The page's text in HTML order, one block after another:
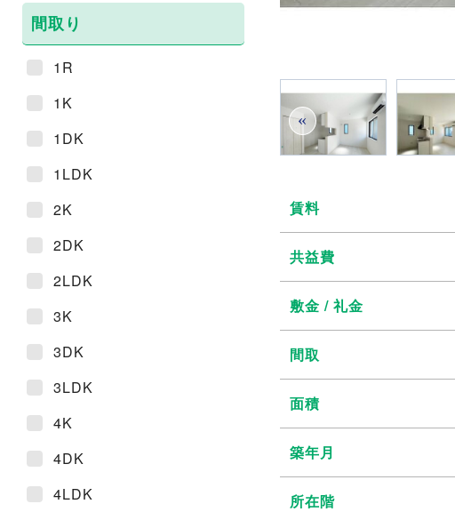
間取り
1R
1K
1DK
1LDK
2K
2DK
2LDK
3K
3DK
3LDK
4K
4DK
4LDK
«
賃料
共益費
敷金 / 礼金
間取
面積
築年月
所在階